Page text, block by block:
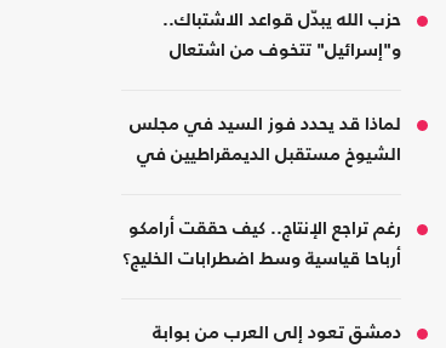
حزب الله يبدّل قواعد الاشتباك..
و"إسرائيل" تتخوف من اشتعال
لماذا قد يحدد فوز السيد في مجلس
الشيوخ مستقبل الديمقراطيين في
رغم تراجع الإنتاج.. كيف حققت أرامكو
أرباحا قياسية وسط اضطرابات الخليج؟
دمشق تعود إلى العرب من بوابة